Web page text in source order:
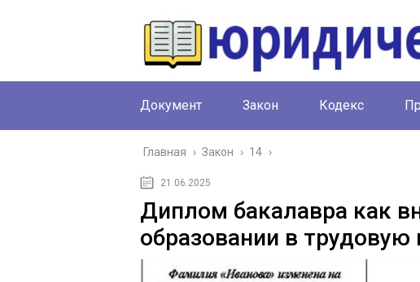
Документ Закон Кодекс
Главная › Закон › 14 ›
21.06.2025
Диплом бакалавра как
образовании в трудовую